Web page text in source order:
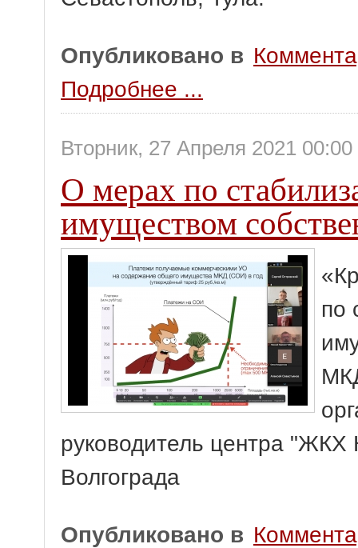
Опубликовано в
Подробнее ...
Вторник, 27 Апреля 2021 00:00
О мерах по
имуществом
по
руководитель центра "ЖКХ
Волгограда
Опубликовано в